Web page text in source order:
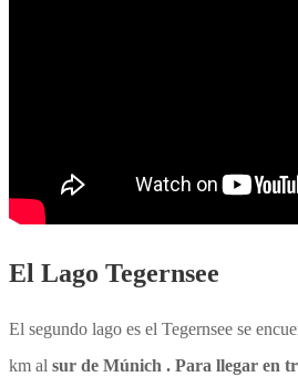
El Lago Tegernsee
El segundo lago es el Tegernsee se
km al sur de Múnich . Para llegar en